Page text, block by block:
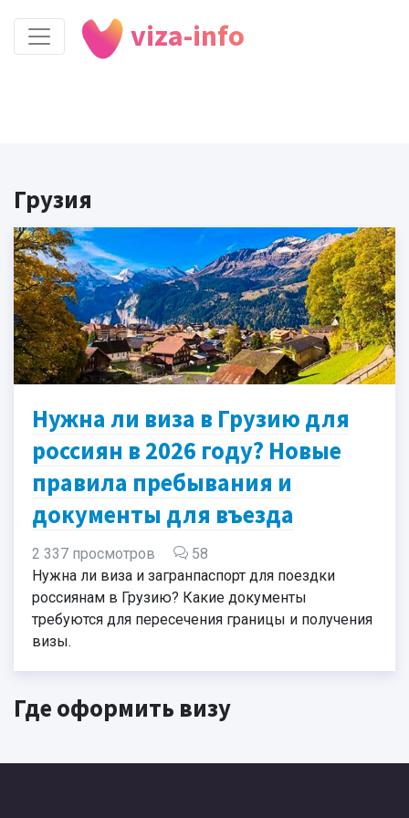
viza-info
Грузия
Нужна ли виза в Грузию для
россиян в 2026 году? Новые
правила пребывания и
документы для въезда
2 337 просмотров
58
Нужна ли виза и загранпаспорт для поездки
россиянам в Грузию? Какие документы
требуются для пересечения границы и получения
визы.
Где оформить визу